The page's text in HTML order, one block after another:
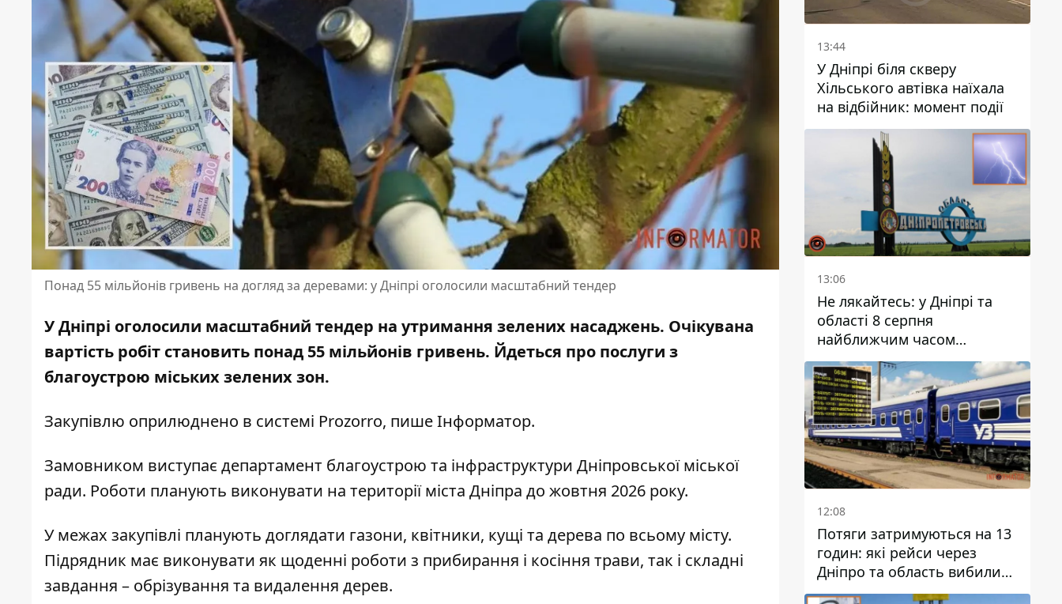
Понад 55 мільйонів гривень на догляд за деревами: у Дніпрі оголосили масштабний тендер
У Дніпрі оголосили масштабний тендер на утримання зелених насаджень. Очікувана
вартість робіт становить понад 55 мільйонів гривень. Йдеться про послуги з
благоустрою міських зелених зон.
Закупівлю оприлюднено в системі Prozorro, пише Інформатор.
Замовником виступає департамент благоустрою та інфраструктури Дніпровської міської
ради. Роботи планують виконувати на території міста Дніпра до жовтня 2026 року.
У межах закупівлі планують доглядати газони, квітники, кущі та дерева по всьому місту.
Підрядник має виконувати як щоденні роботи з прибирання і косіння трави, так і складні
завдання – обрізування та видалення дерев.
13:44
У Дніпрі біля скверу
Хільського автівка наїхала
на відбійник: момент події
13:06
Не лякайтесь: у Дніпрі та
області 8 серпня
найближчим часом
очікується гроза
12:08
Потяги затримуються на 13
годин: які рейси через
Дніпро та область вибилися
з графіка